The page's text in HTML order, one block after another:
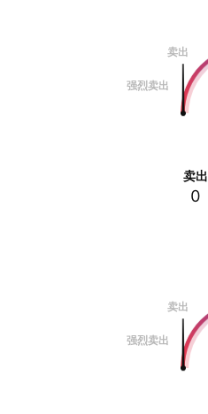
卖出
强烈卖出
卖出
0
卖出
强烈卖出